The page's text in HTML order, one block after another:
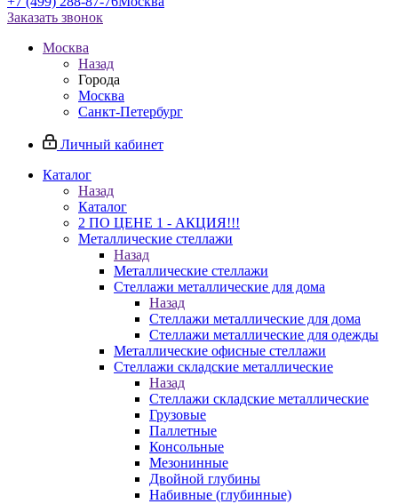
Заказать звонок
Москва
Назад
Города
Москва
Санкт-Петербург
Личный кабинет
Каталог
Назад
Каталог
2 ПО ЦЕНЕ 1 - АКЦИЯ!!!
Металлические стеллажи
Назад
Металлические стеллажи
Стеллажи металлические для дома
Назад
Стеллажи металлические для дома
Стеллажи металлические для одежды
Металлические офисные стеллажи
Стеллажи складские металлические
Назад
Стеллажи складские металлические
Грузовые
Паллетные
Консольные
Мезонинные
Двойной глубины
Набивные (глубинные)